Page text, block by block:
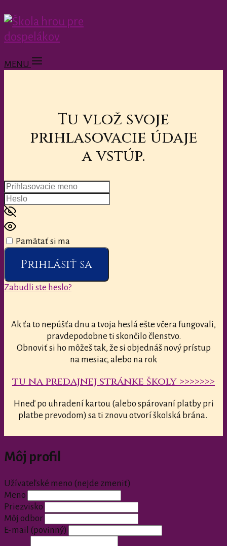
MENU
Tu vlož svoje
prihlasovacie údaje
a vstúp.
Pamätať si ma
Prihlásiť sa
Zabudli ste heslo?
Ak ťa to nepúšťa dnu a tvoja heslá ešte včera fungovali,
pravdepodobne ti skončilo členstvo.
Obnoviť si ho môžeš tak, že si objednáš nový prístup
na mesiac, alebo na rok
tu na predajnej stránke školy >>>>>>>
Hneď po uhradení kartou (alebo spárovaní platby pri
platbe prevodom) sa ti znovu otvorí školská brána.
Môj profil
Užívateľské meno (nejde zmeniť)
Meno
Priezvisko
Môj odbor
E-mail
(povinný)